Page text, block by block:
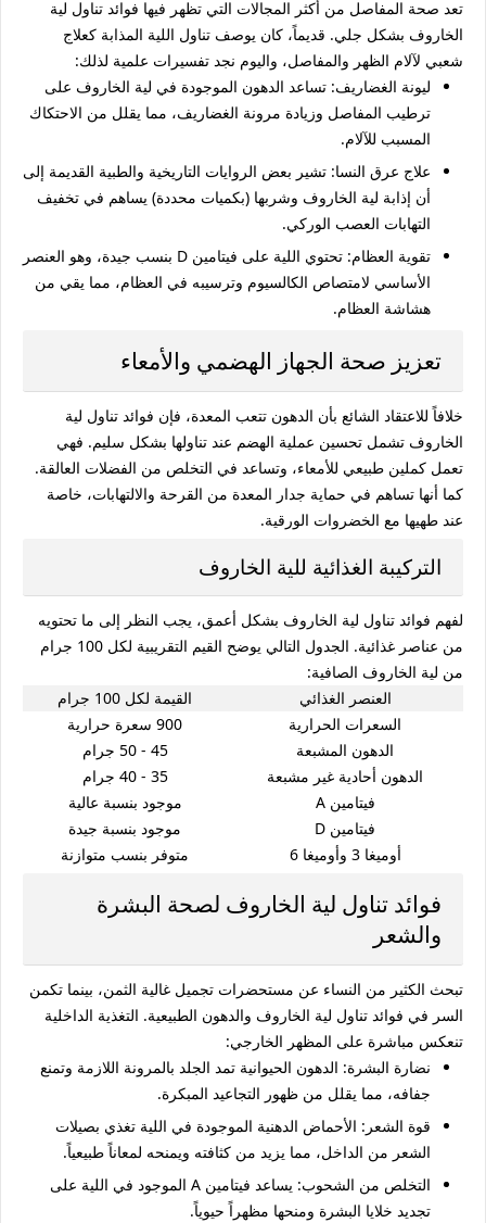
تعد صحة المفاصل من أكثر المجالات التي تظهر فيها فوائد تناول لية
الخاروف بشكل جلي. قديماً، كان يوصف تناول اللية المذابة كعلاج
شعبي لآلام الظهر والمفاصل، واليوم نجد تفسيرات علمية لذلك:
ليونة الغضاريف: تساعد الدهون الموجودة في لية الخاروف على
ترطيب المفاصل وزيادة مرونة الغضاريف، مما يقلل من الاحتكاك
المسبب للآلام.
علاج عرق النسا: تشير بعض الروايات التاريخية والطبية القديمة إلى
أن إذابة لية الخاروف وشربها (بكميات محددة) يساهم في تخفيف
التهابات العصب الوركي.
تقوية العظام:
تحتوي اللية على فيتامين D بنسب جيدة، وهو العنصر
الأساسي لامتصاص الكالسيوم وترسيبه في العظام، مما يقي من
هشاشة العظام.
تعزيز صحة الجهاز الهضمي والأمعاء
خلافاً للاعتقاد الشائع بأن الدهون تتعب المعدة، فإن فوائد تناول لية
الخاروف تشمل تحسين عملية الهضم عند تناولها بشكل سليم. فهي
تعمل كملين طبيعي للأمعاء، وتساعد في التخلص من الفضلات العالقة.
كما أنها تساهم في حماية جدار المعدة من القرحة والالتهابات، خاصة
عند طهيها مع الخضروات الورقية.
التركيبة الغذائية للية الخاروف
لفهم فوائد تناول لية الخاروف بشكل أعمق، يجب النظر إلى ما تحتويه
من عناصر غذائية. الجدول التالي يوضح القيم التقريبية لكل 100 جرام
من لية الخاروف الصافية:
العنصر الغذائي
القيمة لكل 100 جرام
السعرات الحرارية
900 سعرة حرارية
الدهون المشبعة
45 - 50 جرام
الدهون أحادية غير مشبعة
35 - 40 جرام
فيتامين A
موجود بنسبة عالية
فيتامين D
موجود بنسبة جيدة
أوميغا 3 وأوميغا 6
متوفر بنسب متوازنة
فوائد تناول لية الخاروف لصحة البشرة
والشعر
تبحث الكثير من النساء عن مستحضرات تجميل غالية الثمن، بينما تكمن
السر في فوائد تناول لية الخاروف والدهون الطبيعية. التغذية الداخلية
تنعكس مباشرة على المظهر الخارجي:
نضارة البشرة: الدهون الحيوانية تمد الجلد بالمرونة اللازمة وتمنع
جفافه، مما يقلل من ظهور التجاعيد المبكرة.
قوة الشعر: الأحماض الدهنية الموجودة في اللية تغذي بصيلات
الشعر من الداخل، مما يزيد من كثافته ويمنحه لمعاناً طبيعياً.
التخلص من الشحوب:
يساعد فيتامين A الموجود في اللية على
تجديد خلايا البشرة ومنحها مظهراً حيوياً.